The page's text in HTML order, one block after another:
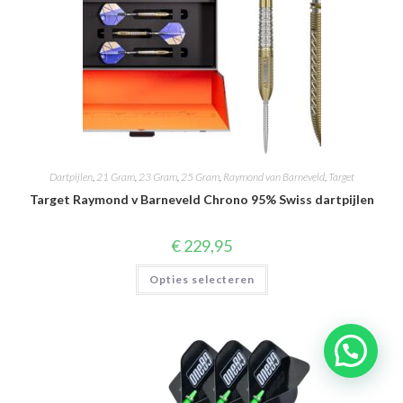
Dartpijlen, 21 Gram, 23 Gram, 25 Gram, Raymond van Barneveld, Target
Target Raymond v Barneveld Chrono 95% Swiss dartpijlen
€229,95
Opties selecteren
Dit
heeft
optie
kan
gekozen
worden
op